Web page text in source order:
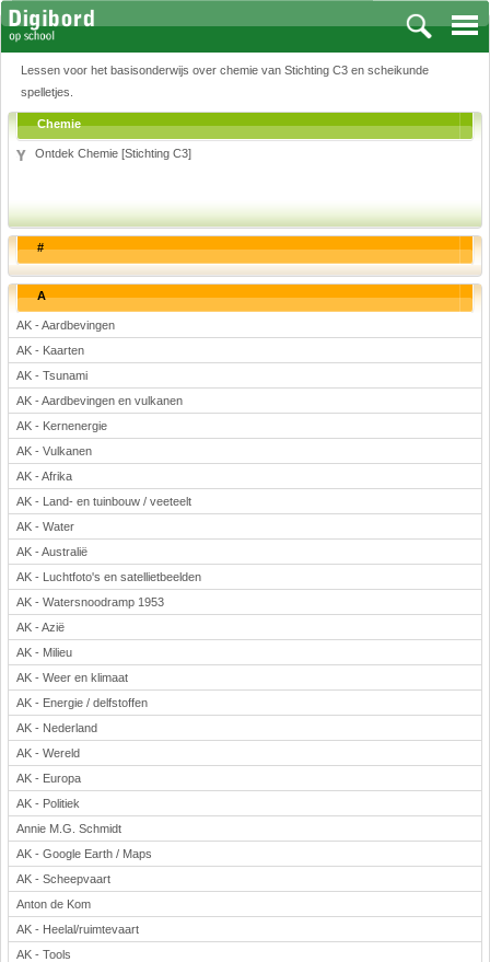
Biologie
Engels
Frans, Duits, Chinees, Spaans
Geschiedenis
Handvaardigheid en Tekenen
Kunst en Cultuur
Levensbeschouwing
Lichamelijke opvoeding
Muziek
Natuurkunde
Nederlands
Rekenen
Scheikunde
Sport
Techniek
Verkeer
Wiskunde
Onderwerpen
Apps en tablets
Collecties digibord
Digiborden / touchscreens
Digibordtools
Downloads basisonderwijs
Herfst
Kerstmis
Kinder-/Jeugdboeken
Lente
Onderbouw PO
Lessen voor het basisonderwijs over chemie van Stichting C3 en scheikunde
spelletjes.
Chemie
Ontdek Chemie [Stichting C3]
#
A
AK - Aardbevingen
AK - Kaarten
AK - Tsunami
AK - Aardbevingen en vulkanen
AK - Kernenergie
AK - Vulkanen
AK - Afrika
AK - Land- en tuinbouw / veeteelt
AK - Water
AK - Australië
AK - Luchtfoto's en satellietbeelden
AK - Watersnoodramp 1953
AK - Azië
AK - Milieu
AK - Weer en klimaat
AK - Energie / delfstoffen
AK - Nederland
AK - Wereld
AK - Europa
AK - Politiek
Annie M.G. Schmidt
AK - Google Earth / Maps
AK - Scheepvaart
Anton de Kom
AK - Heelal/ruimtevaart
AK - Tools